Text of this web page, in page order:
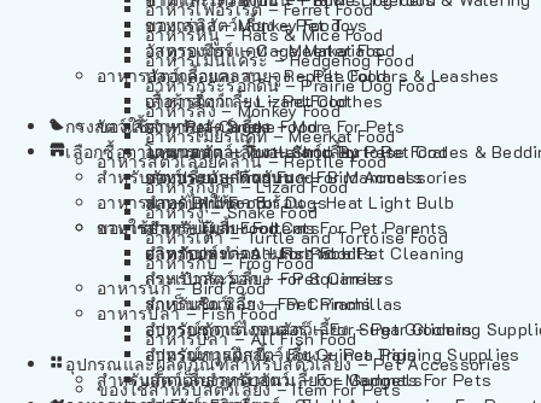
อาหารเฟอร์เร็ต – Ferret Food
อาหารหนู – Rats & Mice Food
อาหารเม่นแคระ – Hedgehog Food
อาหารกระรอกดิน – Prairie Dog Food
อาหารลิง – Monkey Food
อาหารเมียร์แคท – Meerkat Food
อาหารสัตว์เลี้อยคลาน – Reptile Food
อาหารกิ้งก่า – Lizard Food
อาหารงู – Snake Food
อาหารเต่า – Turtle and Tortoise Food
อาหารกบ – Frog Food
อาหารนก – Bird Food
อาหารปลา – Fish Food
อาหารปลา – All Fish Food
อุปกรณและผลิตภัณฑ์สำหรับสัตว์เลี้ยง – Pet Accessories
ของใช้สำหรับสัตว์เลี้ยง – Item For Pets
อาหารลิง – Monkey Food
อาหารเมียร์แคท – Meerkat Food
อาหารสัตว์เลี้อยคลาน – Reptile Food
อาหารกิ้งก่า – Lizard Food
อาหารงู – Snake Food
อาหารเต่า – Turtle and Tortoise Food
อาหารกบ – Frog Food
อาหารนก – Bird Food
อาหารปลา – Fish Food
อาหารปลา – All Fish Food
ของเล่นสัตว์เลี้ยง – Pet Toys
วัสดุรองกรง – Cage Materials
ปลอกคอและสายจูง – Pet Collars & Leashes
เสื้อผ้าสัตว์เลี้ยง – Pet Clothes
ของใช้สำหรับสัตว์เลี้ยง – More For Pets
โดมนอนและที่นอนสัตว์เลี้ยง – Pet Crates &
ของประดับสำหรับนก – Bird Accessories
หลอดไฟให้ความร้อน – Heat Light Bulb
ของใช้สำหรับผู้เลี้ยง – Items For Pet Parents
ผลิตภัณฑ์ทำความสะอาด – Pet Cleaning
กระเป๋าสัตว์เลี้ยง – Pet Carriers
รถเข็นสัตว์เลี้ยง – Pet Prams
อุปกรณ์ตัดแต่งขนสัตว์เลี้ยง – Pet Grooming
อุปกรณ์การฝึกสัตว์เลี้ยง – Pet Training Supplies
แก็ดเจ็ตสำหรับสัตว์เลี้ยง – Gadgets For Pets
กรงสัตว์เลี้ยง – Pet Cages
เลือกซื้อตามหมวดสัตว์เลี้ยง – Shop By Pet
สำหรับสัตว์เลี้ยงลูกด้วยนม – For Mammals
สำหรับสุนัข – For Dogs
สำหรับแมว – For Cats
สำหรับกระต่าย – For Rabbits
สำหรับกระรอก – For Squirrels
สำหรับชินชิล่า – For Chinchillas
สำหรับชูการ์ไกลเดอร์ – For Sugar Gliders
สำหรับหนูแกสบี้ – For Guinea Pigs
สำหรับสัตว์เลี้ยงลูกด้วยนม – For Mammals